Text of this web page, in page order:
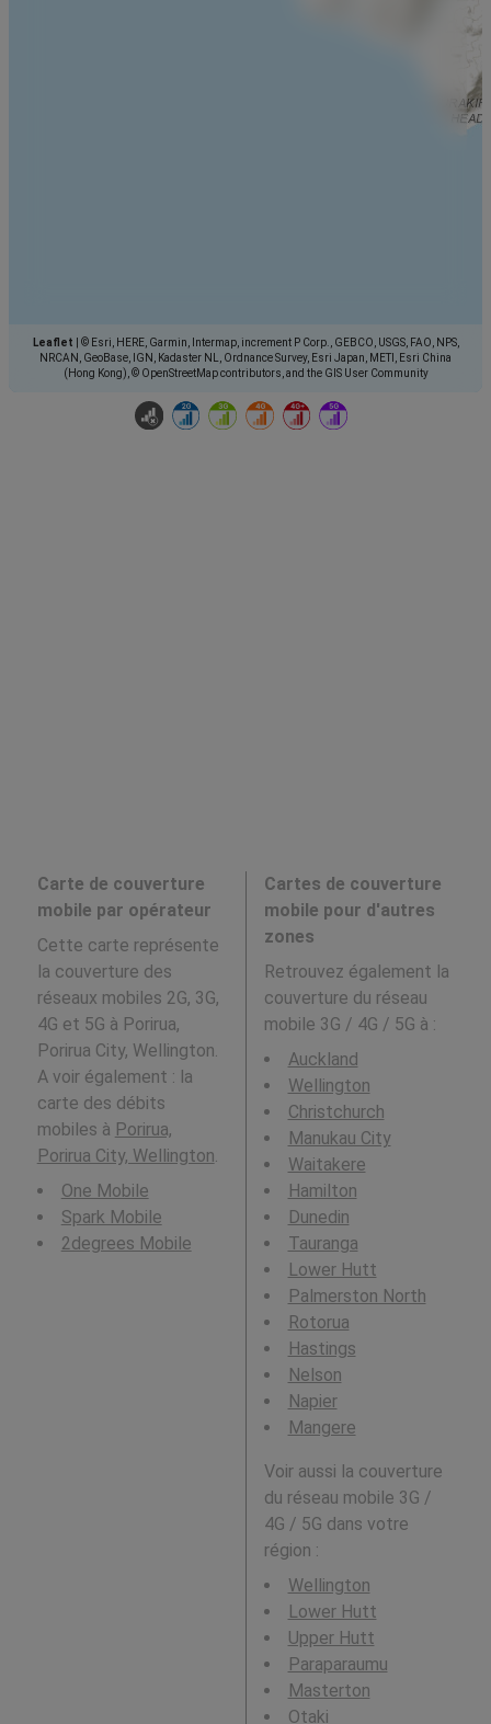
Leaflet
© Esri, HERE, Garmin, Intermap, increment P Corp., GEBCO, USGS, FAO, NPS,
NRCAN, GeoBase, IGN, Kadaster NL, Ordnance Survey, Esri Japan, METI, Esri China
(Hong Kong), © OpenStreetMap contributors, and the GIS User Community
Carte de couverture
mobile par opérateur
Cette carte représente
la couverture des
réseaux mobiles 2G, 3G,
4G et 5G à Porirua,
Porirua City, Wellington.
A voir également : la
carte des débits
mobiles à Porirua,
Porirua City, Wellington.
One Mobile
Spark Mobile
2degrees Mobile
Cartes de couverture
mobile pour d'autres
zones
Retrouvez également la
couverture du réseau
mobile 3G / 4G / 5G à :
Auckland
Wellington
Christchurch
Manukau City
Waitakere
Hamilton
Dunedin
Tauranga
Lower Hutt
Palmerston North
Rotorua
Hastings
Nelson
Napier
Mangere
Voir aussi la couverture
du réseau mobile 3G /
4G / 5G dans votre
région :
Wellington
Lower Hutt
Upper Hutt
Paraparaumu
Masterton
Otaki